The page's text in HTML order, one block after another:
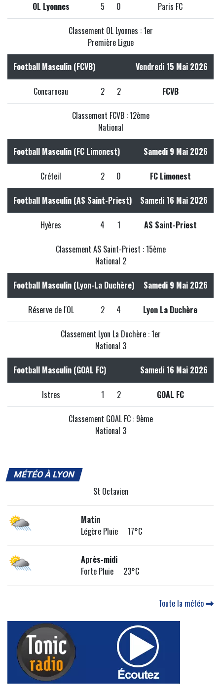
OL Lyonnes 5 0 Paris FC
Classement OL Lyonnes : 1er
Première Ligue
Football Masculin (FCVB) Vendredi 15 Mai 2026
Concarneau 2 2 FCVB
Classement FCVB : 12ème
National
Football Masculin (FC Limonest) Samedi 9 Mai 2026
Créteil 2 0 FC Limonest
Football Masculin (AS Saint-Priest) Samedi 16 Mai 2026
Hyères 4 1 AS Saint-Priest
Classement AS Saint-Priest : 15ème
National 2
Football Masculin (Lyon-La Duchère) Samedi 9 Mai 2026
Réserve de l'OL 2 4 Lyon La Duchère
Classement Lyon La Duchère : 1er
National 3
Football Masculin (GOAL FC) Samedi 16 Mai 2026
Istres 1 2 GOAL FC
Classement GOAL FC : 9ème
National 3
MÉTÉO À LYON
St Octavien
Matin
Légère Pluie 17°C
Après-midi
Forte Pluie 23°C
Toute la météo